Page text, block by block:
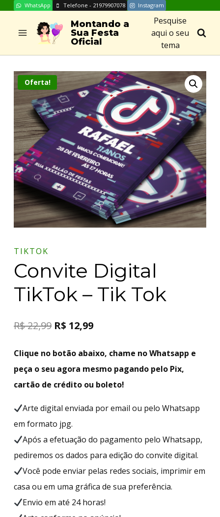
Skip
content
WhatsApp Telefone - 21979907078 Instagram
Montando a
Sua Festa
Oficial
Pesquise
aqui o seu
tema
Oferta!
TIKTOK
Convite Digital
TikTok – Tik Tok
R$22,99 R$ 12,99
Clique no botão abaixo, chame no Whatsapp e
peça o seu agora mesmo pagando pelo Pix,
cartão de crédito ou boleto!
Arte digital enviada por email ou pelo Whatsapp
em formato jpg.
Após a efetuação do pagamento pelo Whatsapp,
pediremos os dados para edição do convite digital.
Você pode enviar pelas redes sociais, imprimir em
casa ou em uma gráfica de sua preferência.
Envio em até 24 horas!